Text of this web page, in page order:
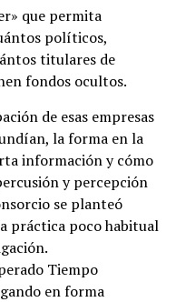
que permita
políticos,
titulares de
fondos ocultos.
de esas empresas
la forma en la
información y cómo
y percepción
se planteó
práctica poco habitual
Tiempo
en forma